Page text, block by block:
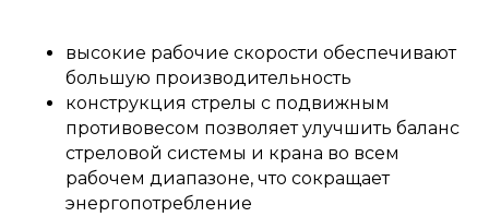
высокие рабочие скорости обеспечивают
большую производительность
конструкция стрелы с подвижным
противовесом позволяет улучшить баланс
стреловой системы и крана во всем
рабочем диапазоне, что сокращает
энергопотребление